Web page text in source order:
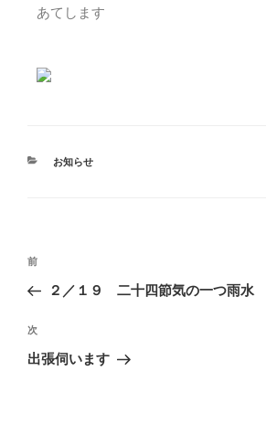
あてします
お知らせ
前
２／１９ 二十四節気の一つ雨水
次
出張伺います